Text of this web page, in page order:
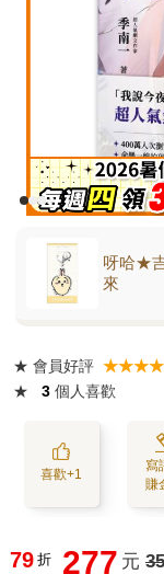
呀哈★
來
★ 會員好評 ★★★★★
★
3 個人喜歡
喜歡+1
寫
賺
79 折 277 元